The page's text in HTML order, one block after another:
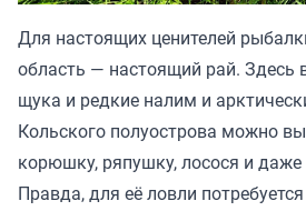
Для настоящих ценителей
область — настоящий рай. Здесь
щука и редкие налим и
Кольского полуострова можно
корюшку, ряпушку, лосося и даже
Правда, для её ловли